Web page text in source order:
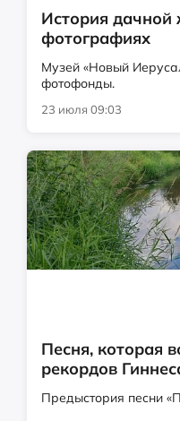
История
фотографиях
Музей «Новый
фотофонды.
23 июля 09:03
Песня, которая
рекордов
Предыстория песни